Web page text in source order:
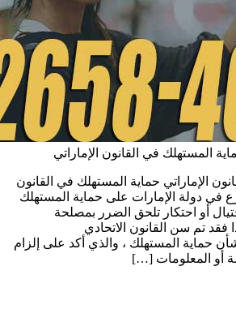
المستهلك في القانون الإماراتي
الإماراتي حماية المستهلك في القانون
في دولة الإمارات على حماية المستهلك
أو احتكار تلحق الضرر بمصلحة
فقد تم سن القانون الاتحادي
لسنة 2006 م بشأن حماية المستهلك ، والذي أكد على إلزام
أو المعلومات […]